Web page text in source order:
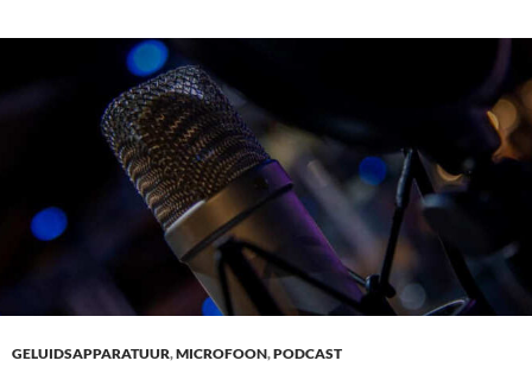
GELUIDSAPPARATUUR,MICROFOON,PODCAST